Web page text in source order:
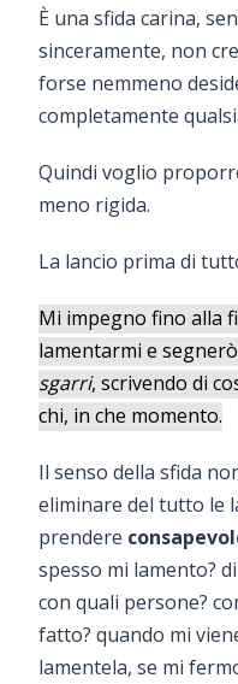
È una sfida carina,
sinceramente, non
forse nemmeno
completamente
Quindi voglio
meno rigida.
La lancio prima di
Mi impegno fino alla
lamentarmi e
sgarri, scrivendo di
chi, in che momento.
Il senso della sfida
eliminare del tutto le
prendere
spesso mi lamento?
con quali persone?
fatto? quando mi
lamentela, se mi